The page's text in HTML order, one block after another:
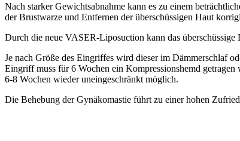
Nach starker Gewichtsabnahme kann es zu einem
der Brustwarze und Entfernen der überschüssigen Haut
Durch die neue VASER-Liposuction kann das
Je nach Größe des Eingriffes wird dieser im Dämmerschlaf
Eingriff muss für 6 Wochen ein Kompressionshemd
6-8 Wochen wieder uneingeschränkt möglich.
Die Behebung der Gynäkomastie führt zu einer hohen